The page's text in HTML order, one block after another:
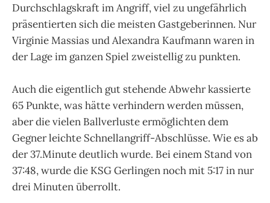
Durchschlagskraft im Angriff, viel zu ungefährlich
präsentierten sich die meisten Gastgeberinnen. Nur
Virginie Massias und Alexandra Kaufmann waren in
der Lage im ganzen Spiel zweistellig zu punkten.
Auch die eigentlich gut stehende Abwehr kassierte
65 Punkte, was hätte verhindern werden müssen,
aber die vielen Ballverluste ermöglichten dem
Gegner leichte Schnellangriff-Abschlüsse. Wie es ab
der 37.Minute deutlich wurde. Bei einem Stand von
37:48, wurde die KSG Gerlingen noch mit 5:17 in nur
drei Minuten überrollt.